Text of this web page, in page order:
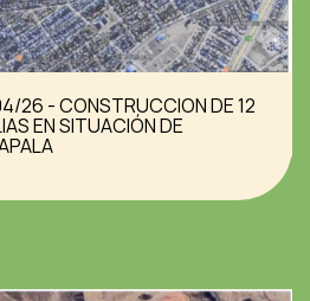
26 - CONSTRUCCION DE 12
EN SITUACIÓN DE